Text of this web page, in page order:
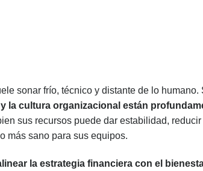
sonar frío, técnico y distante de lo humano.
y la cultura organizacional están
sus recursos puede dar estabilidad, reducir
más sano para sus equipos.
la estrategia financiera con el